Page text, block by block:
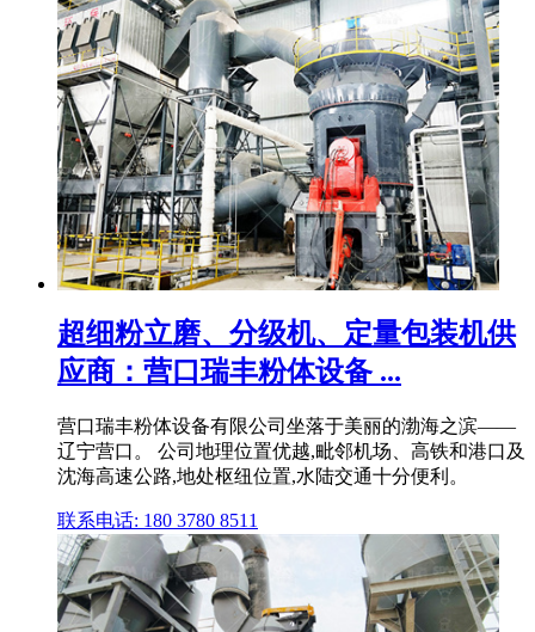
超细粉立磨、分级机、定量包装机供
应商：营口瑞丰粉体设备 ...
营口瑞丰粉体设备有限公司坐落于美丽的渤海之滨——
辽宁营口。 公司地理位置优越,毗邻机场、高铁和港口及
沈海高速公路,地处枢纽位置,水陆交通十分便利。
联系电话: 180 3780 8511